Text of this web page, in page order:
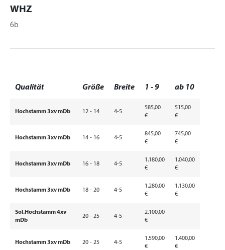
WHZ
6b
Qualität Größe Breite 1 - 9 ab 10
Hochstamm 3xv mDb 12 - 14 4-5
585,00
€
515,00
€
Hochstamm 3xv mDb 14 - 16 4-5
845,00
€
745,00
€
Hochstamm 3xv mDb 16 - 18 4-5
1.180,00
€
1.040,00
€
Hochstamm 3xv mDb 18 - 20 4-5
1.280,00
€
1.130,00
€
Sol.Hochstamm 4xv
mDb
20 - 25 4-5
2.100,00
€
Hochstamm 3xv mDb 20 - 25 4-5
1.590,00
€
1.400,00
€